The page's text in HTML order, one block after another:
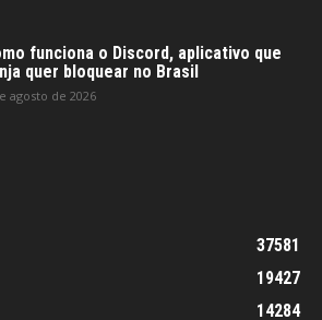
funciona o Discord, aplicativo que
quer bloquear no Brasil
agosto de 2026
37581
19427
14284